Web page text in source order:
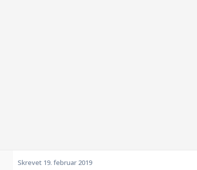
Skrevet 19. februar 2019